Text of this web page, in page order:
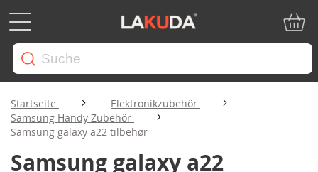
Startseite
Elektronikzubehör
Samsung Handy Zubehör
Samsung galaxy a22 tilbehør
Samsung galaxy a22